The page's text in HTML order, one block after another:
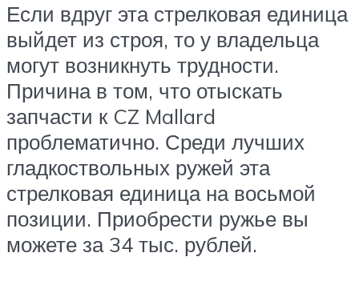
Если вдруг эта стрелковая единица
выйдет из строя, то у владельца
могут возникнуть трудности.
Причина в том, что отыскать
запчасти к CZ Mallard
проблематично. Среди лучших
гладкоствольных ружей эта
стрелковая единица на восьмой
позиции. Приобрести ружье вы
можете за 34 тыс. рублей.